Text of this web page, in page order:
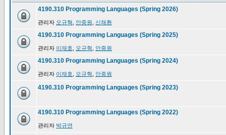
4190.310 Programming Languages (Spring 2026)
관리자 오규혁 안중원 신채환
4190.310 Programming Languages (Spring 2025)
관리자 이재호 오규혁 안중원
4190.310 Programming Languages (Spring 2024)
관리자 이재호 오규혁 안중원
4190.310 Programming Languages (Spring 2023)
4190.310 Programming Languages (Spring 2022)
관리자 박규연